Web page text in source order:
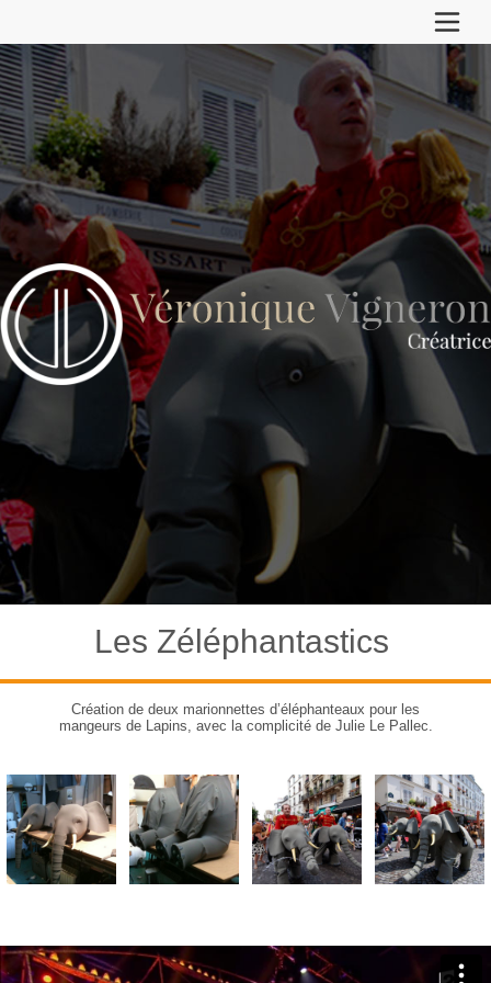
Les Zéléphantastics
Création de deux marionnettes d’éléphanteaux pour les
mangeurs de Lapins, avec la complicité de Julie Le Pallec.